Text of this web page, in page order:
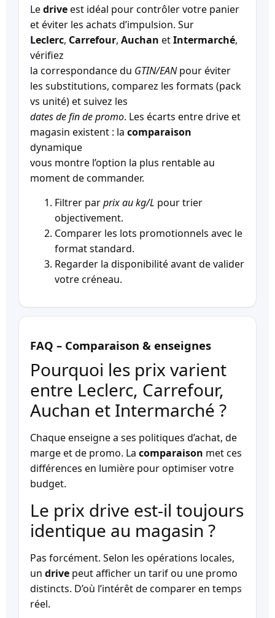
Ledriveest idéal pour contrôler votre panier
et éviter les achats d’impulsion. Sur
Leclerc, Carrefour, Auchan etIntermarché,
vérifiez
la correspondance du GTIN/EANpour éviter
les substitutions, comparez les formats (pack
vs unité) et suivez les
dates de fin de promo. Les écarts entre drive et
magasin existent : la comparaison
dynamique
vous montre l’option la plus rentable au
moment de commander.
Filtrer parprix au kg/L pour trier
objectivement.
Comparer les lots promotionnels avec le
format standard.
Regarder la disponibilité avant de valider
votre créneau.
FAQ – Comparaison & enseignes
Pourquoi les prix varient
entre Leclerc, Carrefour,
Auchan et Intermarché ?
Chaque enseigne a ses politiques d’achat, de
marge et de promo. La comparaison met ces
différences en lumière pour optimiser votre
budget.
Le prix drive est-il toujours
identique au magasin ?
Pas forcément. Selon les opérations locales,
un drive peut afficher un tarif ou une promo
distincts. D’où l’intérêt de comparer en temps
réel.